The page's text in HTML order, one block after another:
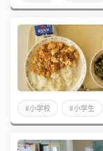
#小学校 #小学生